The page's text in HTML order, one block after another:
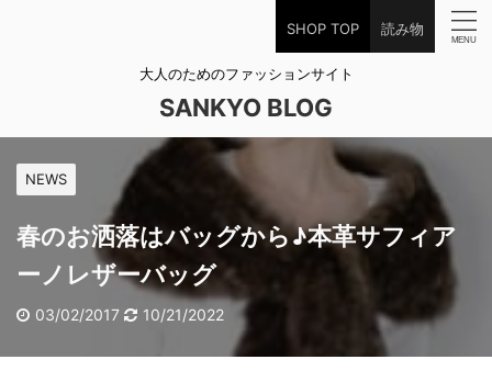
SHOP TOP 読み物
大人のためのファッションサイト
SANKYO BLOG
NEWS
春のお洒落はバッグから♪本革サフィア
ーノレザーバッグ
03/02/2017 10/21/2022